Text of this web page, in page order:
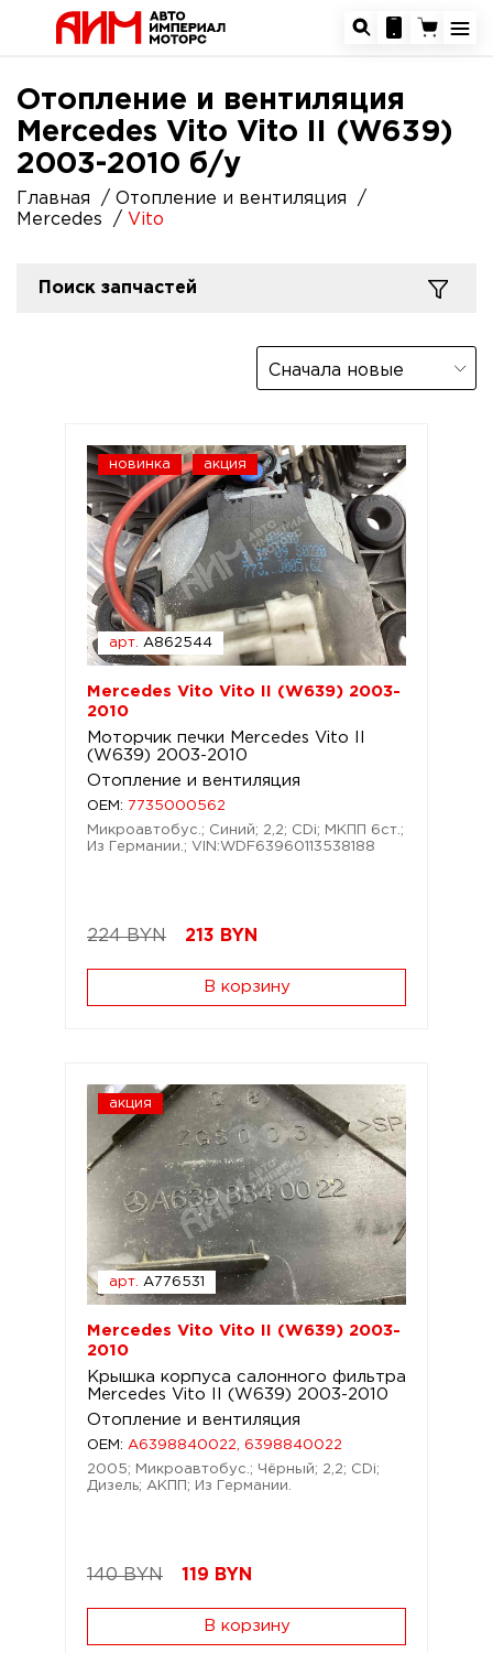
Отопление и вентиляция
Mercedes Vito Vito II (W639)
2003-2010 б/у
Главная
Отопление и вентиляция
Mercedes
Vito
Поиск запчастей
Сначала новые
новинка акция
арт. A862544
Mercedes Vito Vito II (W639) 2003-
2010
Моторчик печки Mercedes Vito II
(W639) 2003-2010
Отопление и вентиляция
OEM:
7735000562
Микроавтобус.; Синий; 2,2; CDi; МКПП 6ст.;
Из Германии.; VIN:WDF63960113538188
224 BYN 213 BYN
В корзину
акция
арт. A776531
Mercedes Vito Vito II (W639) 2003-
2010
Крышка корпуса салонного фильтра
Mercedes Vito II (W639) 2003-2010
Отопление и вентиляция
OEM: A6398840022, 6398840022
2005; Микроавтобус.; Чёрный; 2,2; CDi;
Дизель; АКПП; Из Германии.
140 BYN 119 BYN
В корзину